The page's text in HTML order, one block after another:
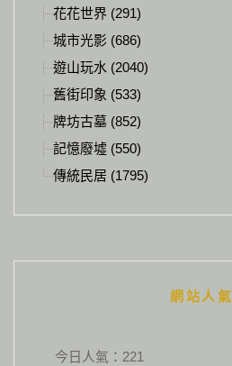
花花世界 (291)
城市光影 (686)
遊山玩水 (2040)
舊街印象 (533)
牌坊古墓 (852)
記憶廢墟 (550)
傳統民居 (1795)
網站人氣
今日人氣： 221